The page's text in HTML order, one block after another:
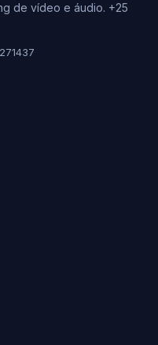
de vídeo e áudio. +25